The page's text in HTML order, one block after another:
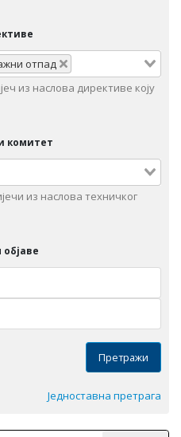
отпад
из наслова директиве коју
комитет
из наслова техничког
Претражи
Једноставна претрага